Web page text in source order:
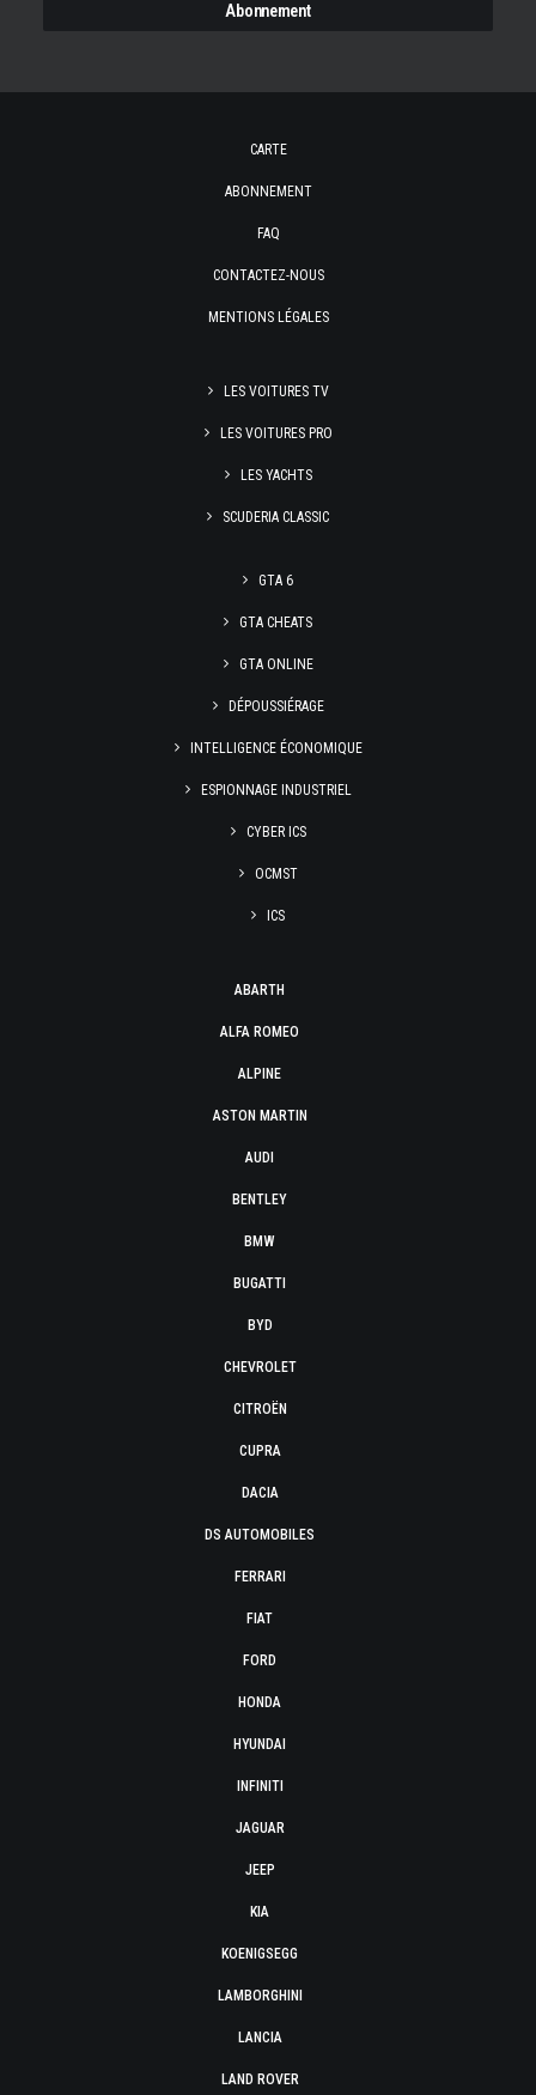
CARTE
ABONNEMENT
FAQ
CONTACTEZ-NOUS
MENTIONS LÉGALES
LES VOITURES TV
LES VOITURES PRO
LES YACHTS
SCUDERIA CLASSIC
GTA 6
GTA CHEATS
GTA ONLINE
DÉPOUSSIÉRAGE
INTELLIGENCE ÉCONOMIQUE
ESPIONNAGE INDUSTRIEL
CYBER ICS
OCMST
ICS
ABARTH
ALFA ROMEO
ALPINE
ASTON MARTIN
AUDI
BENTLEY
BMW
BUGATTI
BYD
CHEVROLET
CITROËN
CUPRA
DACIA
DS AUTOMOBILES
FERRARI
FIAT
FORD
HONDA
HYUNDAI
INFINITI
JAGUAR
JEEP
KIA
KOENIGSEGG
LAMBORGHINI
LANCIA
LAND ROVER